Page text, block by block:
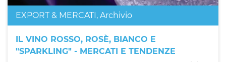
EXPORT & MERCATI , Archivio
IL VINO ROSSO, ROSÈ, BIANCO E
"SPARKLING" - MERCATI E TENDENZE